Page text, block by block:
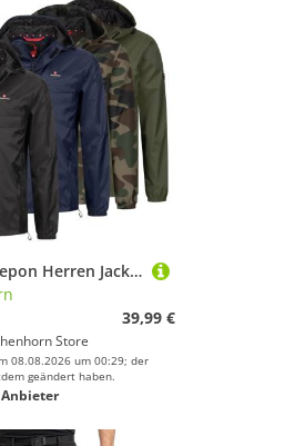
Höhenhorn Lepon Herren Jacke Windbreaker Schlupfjacke mit Brusttasche 3XL Schwarz
39,99 €
Store
08.08.2026 um 00:29; der
geändert haben.